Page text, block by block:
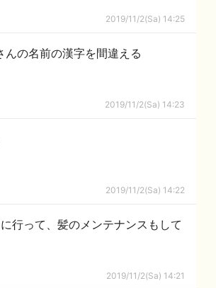
2019/11/2(Sa) 14:25
の名前の漢字を間違える
2019/11/2(Sa) 14:23
2019/11/2(Sa) 14:22
行って、髪のメンテナンスもして
2019/11/2(Sa) 14:21